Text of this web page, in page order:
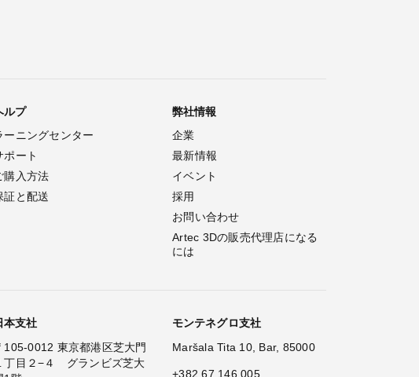
ルプ
ーニングセンター
ポート
購入方法
証と配送
弊社情報
企業
最新情報
イベント
採用
お問い合わせ
Artec 3Dの販売代理店になる
には
本支社
105-0012 東京都港区芝大門
丁目２−４ グランビズ芝大
モンテネグロ支社
Maršala Tita 10, Bar, 85000
+382 67 146 005